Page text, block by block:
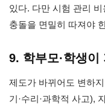
있다. 다만 시험 관리
충돌을 면밀히 따져야
9. 학부모·학생이
제도가 바뀌어도 변하
기·수리·과학적 사고),